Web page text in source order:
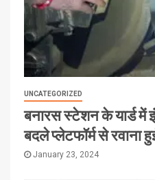
UNCATEGORIZED
बनारस स्टेशन के यार्ड में
बदले प्लेटफॉर्म से रवाना
January 23, 2024